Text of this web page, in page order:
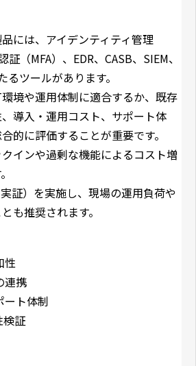
には、アイデンティティ管理
証（MFA）、EDR、CASB、SIEM、
るツールがあります。
境や運用体制に適合するか、既存
導入・運用コスト、サポート体
的に評価することが重要です。
インや過剰な機能によるコスト増
証）を実施し、現場の運用負荷や
も推奨されます。
性
連携
ート体制
検証